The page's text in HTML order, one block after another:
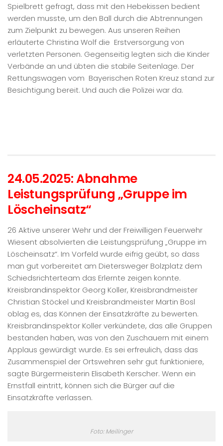
Spielbrett gefragt, dass mit den Hebekissen bedient
werden musste, um den Ball durch die Abtrennungen
zum Zielpunkt zu bewegen. Aus unseren Reihen
erläuterte Christina Wolf die Erstversorgung von
verletzten Personen. Gegenseitig legten sich die Kinder
Verbände an und übten die stabile Seitenlage. Der
Rettungswagen vom Bayerischen Roten Kreuz stand zur
Besichtigung bereit. Und auch die Polizei war da.
24.05.2025: Abnahme
Leistungsprüfung „Gruppe im
Löscheinsatz“
26 Aktive unserer Wehr und der Freiwilligen Feuerwehr
Wiesent absolvierten die Leistungsprüfung „Gruppe im
Löscheinsatz“. Im Vorfeld wurde eifrig geübt, so dass
man gut vorbereitet am Dietersweger Bolzplatz dem
Schiedsrichterteam das Erlernte zeigen konnte.
Kreisbrandinspektor Georg Koller, Kreisbrandmeister
Christian Stöckel und Kreisbrandmeister Martin Bosl
oblag es, das Können der Einsatzkräfte zu bewerten.
Kreisbrandinspektor Koller verkündete, das alle Gruppen
bestanden haben, was von den Zuschauern mit einem
Applaus gewürdigt wurde. Es sei erfreulich, dass das
Zusammenspiel der Ortswehren sehr gut funktioniere,
sagte Bürgermeisterin Elisabeth Kerscher. Wenn ein
Ernstfall eintritt, können sich die Bürger auf die
Einsatzkräfte verlassen.
Foto: Meilinger